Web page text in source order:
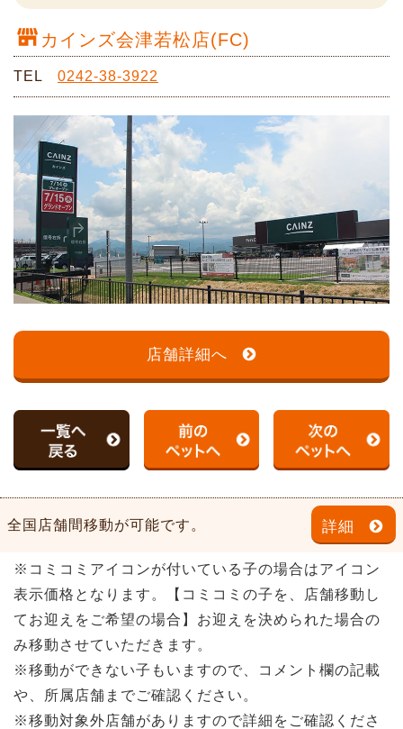
カインズ会津若松店(FC)
TEL 0242-38-3922
店舗詳細へ
全国店舗間移動が可能です。 詳細
※コミコミアイコンが付いている子の場合はアイコン
表示価格となります。【コミコミの子を、店舗移動し
てお迎えをご希望の場合】お迎えを決められた場合の
み移動させていただきます。
※移動ができない子もいますので、コメント欄の記載
や、所属店舗までご確認ください。
※移動対象外店舗がありますので詳細をご確認くださ